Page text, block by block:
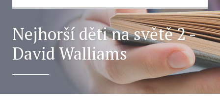
Nejhorší děti na světě 2 -
David Walliams